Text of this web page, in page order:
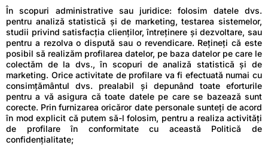
În scopuri administrative sau juridice: folosim datele dvs.
pentru analiză statistică și de marketing, testarea sistemelor,
studii privind satisfacția clienților, întreținere și dezvoltare, sau
pentru a rezolva o dispută sau o revendicare. Rețineți că este
posibil să realizăm profilarea datelor, pe baza datelor pe care le
colectăm de la dvs., în scopuri de analiză statistică și de
marketing. Orice activitate de profilare va fi efectuată numai cu
consimțământul dvs. prealabil și depunând toate eforturile
pentru a vă asigura că toate datele pe care se bazează sunt
corecte. Prin furnizarea oricăror date personale sunteți de acord
în mod explicit că putem să-l folosim, pentru a realiza activități
de profilare în conformitate cu această Politică de
confidențialitate;